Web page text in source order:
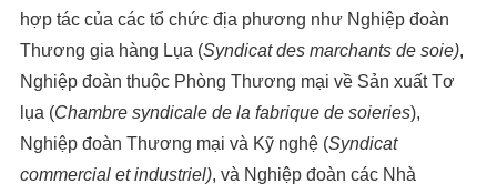
hợp tác của các tổ chức địa phương như Nghiệp đoàn
Thương gia hàng Lụa (Syndicat des marchants de soie),
Nghiệp đoàn thuộc Phòng Thương mại về Sản xuất Tơ
lụa (Chambre syndicale de la fabrique de soieries),
Nghiệp đoàn Thương mại và Kỹ nghệ (Syndicat
commercial et industriel), và Nghiệp đoàn các Nhà